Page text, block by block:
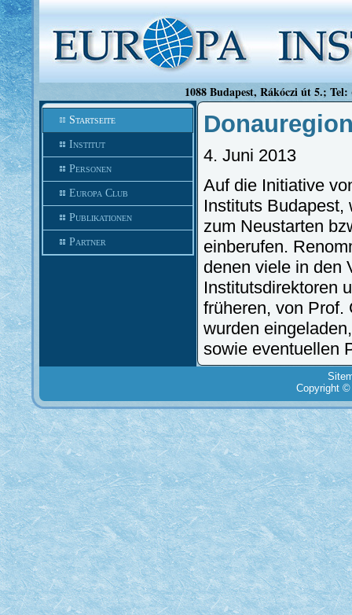
1088 Budapest, Rákóczi út 5.;
Startseite
Institut
Personen
Europa Club
Publikationen
Partner
4. Juni 2013
Auf die Initiative
Instituts Budapest,
zum Neustarten
einberufen.
denen viele in den
Institutsdirektoren
früheren, von Prof.
wurden
sowie eventuellen
Copyright ©